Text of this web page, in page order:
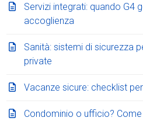
Servizi integrati: quando G4
accoglienza
Sanità: sistemi di sicurezza
private
Vacanze sicure: checklist
Condominio o ufficio?